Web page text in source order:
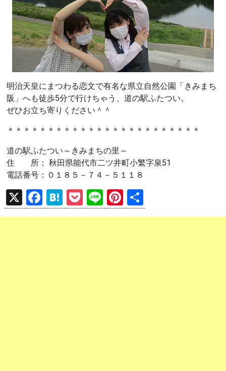
明治天皇にまつわる恋文で有名な県立自然公園「きみまち
阪」へも徒歩5分で行けちゃう、道の駅ふたつい。
ぜひお立ち寄りください＾＾
＊＊＊＊＊＊＊＊＊＊＊＊＊＊＊＊＊＊＊＊＊＊＊＊
道の駅ふたつい～きみまちの里～
住 所： 秋田県能代市二ツ井町小繁字泉51
電話番号：０１８５－７４－５１１８
X
F
a
H
at
P
o
Li
n
Pi
nt 有